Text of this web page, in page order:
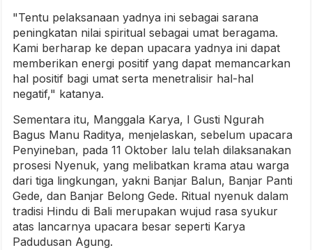
"Tentu pelaksanaan yadnya ini sebagai sarana
peningkatan nilai spiritual sebagai umat beragama.
Kami berharap ke depan upacara yadnya ini dapat
memberikan energi positif yang dapat memancarkan
hal positif bagi umat serta menetralisir hal-hal
negatif," katanya.
Sementara itu, Manggala Karya, I Gusti Ngurah
Bagus Manu Raditya, menjelaskan, sebelum upacara
Penyineban, pada 11 Oktober lalu telah dilaksanakan
prosesi Nyenuk, yang melibatkan krama atau warga
dari tiga lingkungan, yakni Banjar Balun, Banjar Panti
Gede, dan Banjar Belong Gede. Ritual nyenuk dalam
tradisi Hindu di Bali merupakan wujud rasa syukur
atas lancarnya upacara besar seperti Karya
Padudusan Agung.